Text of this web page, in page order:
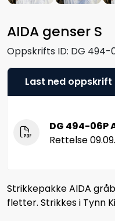
AIDA genser S
Oppskrifts ID: DG 494-
Last ned oppskrift
DG 494-06P
Rettelse
Strikkepakke AIDA
fletter. Strikkes i Tynn